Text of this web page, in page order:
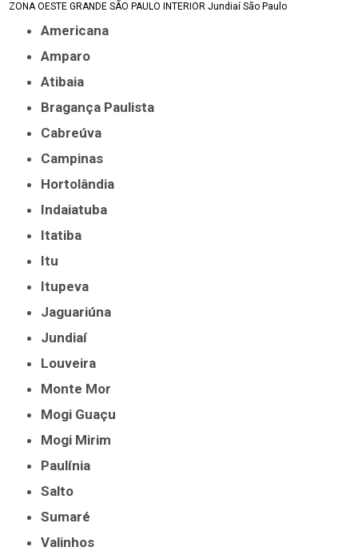
ZONA OESTE GRANDE SÃO PAULO INTERIOR Jundiaí São Paulo
Americana
Amparo
Atibaia
Bragança Paulista
Cabreúva
Campinas
Hortolândia
Indaiatuba
Itatiba
Itu
Itupeva
Jaguariúna
Jundiaí
Louveira
Monte Mor
Mogi Guaçu
Mogi Mirim
Paulínia
Salto
Sumaré
Valinhos